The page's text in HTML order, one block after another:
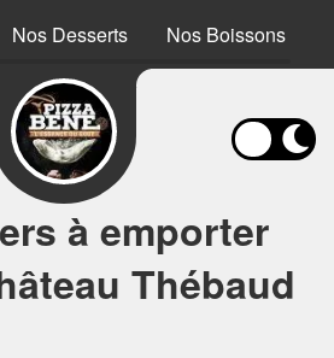
Nos Desserts Nos Boissons
à emporter
Thébaud